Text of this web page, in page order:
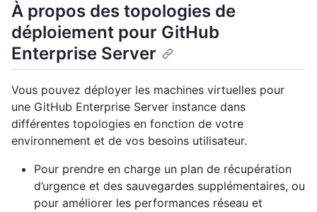
À propos des topologies de
déploiement pour GitHub
Enterprise Server
Vous pouvez déployer les machines virtuelles pour
une GitHub Enterprise Server instance dans
différentes topologies en fonction de votre
environnement et de vos besoins utilisateur.
Pour prendre en charge un plan de récupération
d’urgence et des sauvegardes supplémentaires, ou
pour améliorer les performances réseau et